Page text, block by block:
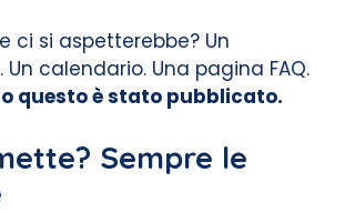
ci si aspetterebbe? Un
calendario. Una pagina FAQ.
questo è stato pubblicato.
Sempre le